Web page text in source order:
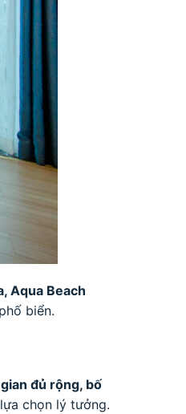
Aqua Beach
biển.
đủ rộng, bố
chọn lý tưởng.